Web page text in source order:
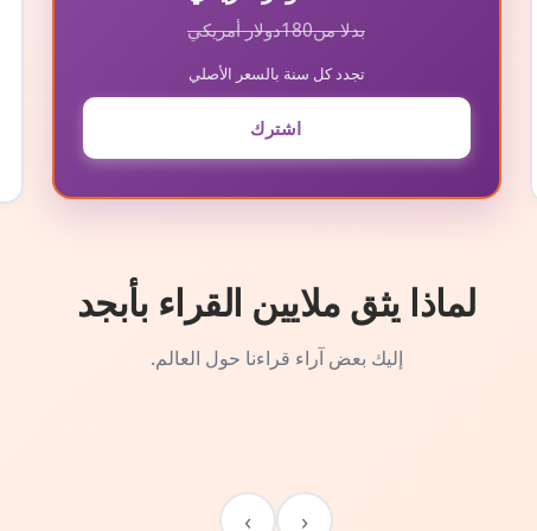
بدلا من180دولار أمريكي
تجدد كل سنة بالسعر الأصلي
اشترك
لماذا يثق ملايين القراء بأبجد
إليك بعض آراء قراءنا حول العالم.
‹
›